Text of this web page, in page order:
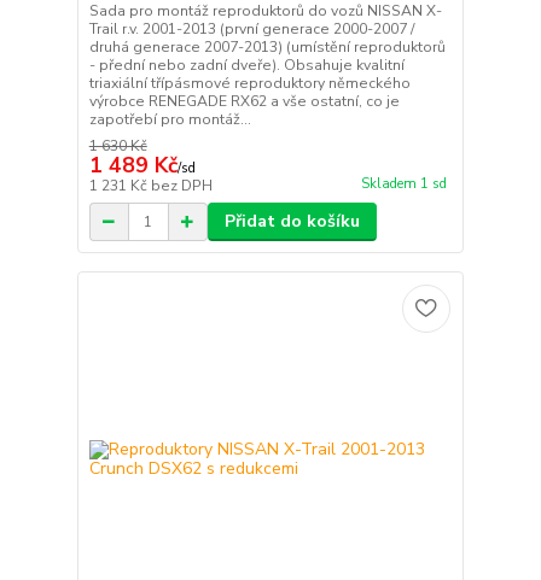
Sada pro montáž reproduktorů do vozů NISSAN X-
Trail r.v. 2001-2013 (první generace 2000-2007 /
druhá generace 2007-2013) (umístění reproduktorů
- přední nebo zadní dveře). Obsahuje kvalitní
triaxiální třípásmové reproduktory německého
výrobce RENEGADE RX62 a vše ostatní, co je
zapotřebí pro montáž...
1 630 Kč
1 489 Kč/sd
1 231 Kč bez DPH Skladem 1 sd
Přidat do košíku